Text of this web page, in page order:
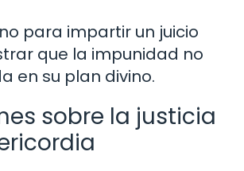
para impartir un juicio
que la impunidad no
en su plan divino.
sobre la justicia